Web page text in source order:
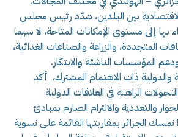
بين البلدين، شدّد رئيس مجلس
بها إلى مستوى الإمكانات المتاحة، لا سيما
المتجددة، والزراعة والصناعات الغذائية،
ودعم المؤسسات الناشئة والابتكار.
والدولية ذات الاهتمام المشترك، أكد
الراهنة في العلاقات الدولية
والتعددية والالتزام الصارم بمبادئ
تمسك الجزائر بمقاربتها القائمة على تسوية